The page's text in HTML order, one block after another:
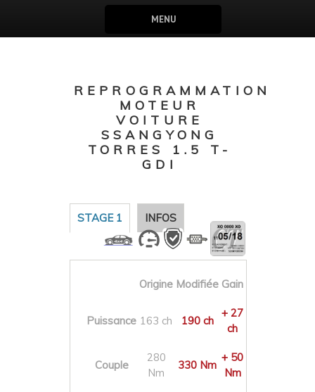
MENU
REPROGRAMMATION
MOTEUR
VOITURE
SSANGYONG
TORRES 1.5 T-
GDI
STAGE 1 INFOS
Origine Modifiée Gain
Puissance 163 ch 190 ch
+ 27
ch
Couple
280
Nm
330 Nm
+ 50
Nm